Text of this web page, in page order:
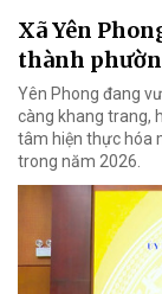
Xã Yên
thành
Yên Phong đang
càng khang trang,
tâm hiện thực hóa
trong năm 2026.